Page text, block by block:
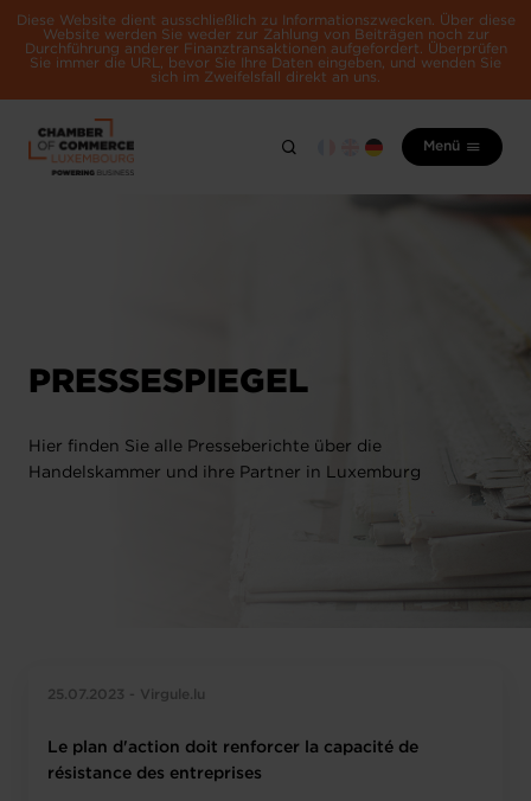
Diese Website dient ausschließlich zu Informationszwecken. Über diese
Website werden Sie weder zur Zahlung von Beiträgen noch zur
Durchführung anderer Finanztransaktionen aufgefordert. Überprüfen
Sie immer die URL, bevor Sie Ihre Daten eingeben, und wenden Sie
sich im Zweifelsfall direkt an uns.
Menü
PRESSESPIEGEL
Hier finden Sie alle Presseberichte über die
Handelskammer und ihre Partner in Luxemburg
25.07.2023 - Virgule.lu
Le plan d'action doit renforcer la capacité de
résistance des entreprises